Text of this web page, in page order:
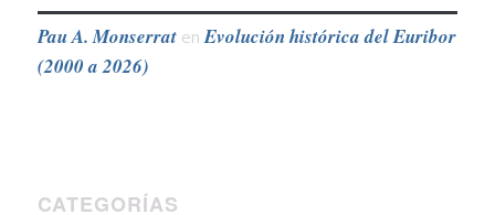
Pau A. Monserraten Evolución histórica del Euribor
(2000 a 2026)
CATEGORÍAS